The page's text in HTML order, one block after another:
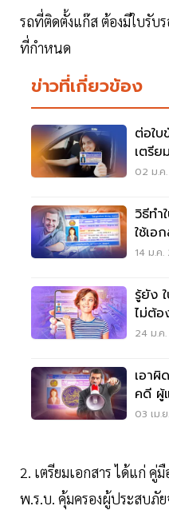
รถที่ติดตั้งแก๊ส ต้องมีใบรับร
ที่กำหนด
ข่าวที่เกี่ยวข้อง
ต่อใ
เตรีย
นี่
02 ม.ค
วิธีท
ใช้เอ
จบที่นี่
14 ม.ค
รู้ยัง
ไม่ต้
ทะเบี
24 ม.ค
เอาผิ
คดี ผู้
03 เม.
2. เตรียมเอกสาร ได้แก่ คู่
พ.ร.บ. คุ้มครองผู้ประสบภัย